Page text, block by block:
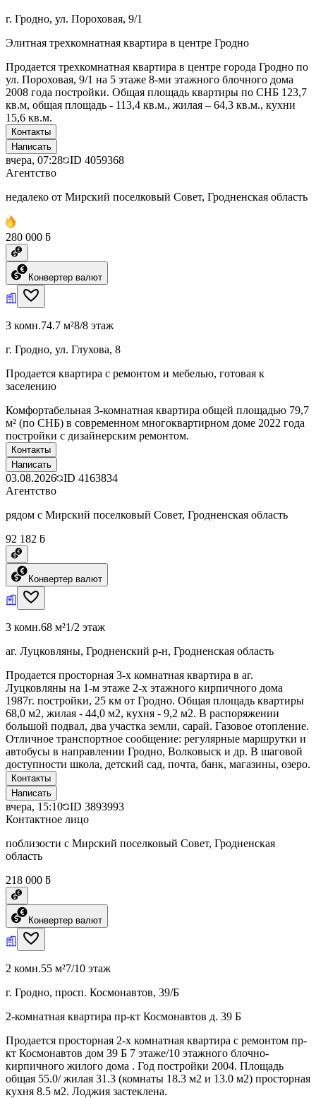
г. Гродно, ул. Пороховая, 9/1
Элитная трехкомнатная квартира в центре Гродно
Продается трехкомнатная квартира в центре города Гродно по
ул. Пороховая, 9/1 на 5 этаже 8-ми этажного блочного дома
2008 года постройки. Общая площадь квартиры по СНБ 123,7
кв.м, общая площадь - 113,4 кв.м., жилая – 64,3 кв.м., кухни
15,6 кв.м.
Контакты
Написать
вчера, 07:28 ID 4059368
Агентство
недалеко от Мирский поселковый Совет, Гродненская область
280 000 ƃ
Конвертер валют
3 комн.74.7 м²8/8 этаж
г. Гродно, ул. Глухова, 8
Продается квартира с ремонтом и мебелью, готовая к
заселению
Комфортабельная 3-комнатная квартира общей площадью 79,7
м² (по СНБ) в современном многоквартирном доме 2022 года
постройки с дизайнерским ремонтом.
Контакты
Написать
03.08.2026 ID 4163834
Агентство
рядом с Мирский поселковый Совет, Гродненская область
92 182 ƃ
Конвертер валют
3 комн.68 м²1/2 этаж
аг. Луцковляны, Гродненский р-н, Гродненская область
Продается просторная 3-х комнатная квартира в аг.
Луцковляны на 1-м этаже 2-х этажного кирпичного дома
1987г. постройки, 25 км от Гродно. Общая площадь квартиры
68,0 м2, жилая - 44,0 м2, кухня - 9,2 м2. В распоряжении
большой подвал, два участка земли, сарай. Газовое отопление.
Отличное транспортное сообщение: регулярные маршрутки и
автобусы в направлении Гродно, Волковыск и др. В шаговой
доступности школа, детский сад, почта, банк, магазины, озеро.
Контакты
Написать
вчера, 15:10 ID 3893993
Контактное лицо
поблизости с Мирский поселковый Совет, Гродненская
область
218 000 ƃ
Конвертер валют
2 комн.55 м²7/10 этаж
г. Гродно, просп. Космонавтов, 39/Б
2-комнатная квартира пр-кт Космонавтов д. 39 Б
Продается просторная 2-х комнатная квартира с ремонтом пр-
кт Космонавтов дом 39 Б 7 этаже/10 этажного блочно-
кирпичного жилого дома . Год постройки 2004. Площадь
общая 55.0/ жилая 31.3 (комнаты 18.3 м2 и 13.0 м2) просторная
кухня 8.5 м2. Лоджия застеклена.